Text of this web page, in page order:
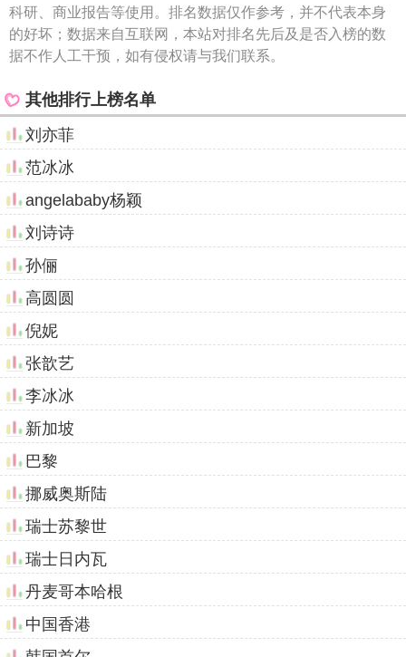
科研、商业报告等使用。排名数据仅作参考，并不代表本身
的好坏；数据来自互联网，本站对排名先后及是否入榜的数
据不作人工干预，如有侵权请与我们联系。
其他排行上榜名单
刘亦菲
范冰冰
angelababy杨颖
刘诗诗
孙俪
高圆圆
倪妮
张歆艺
李冰冰
新加坡
巴黎
挪威奥斯陆
瑞士苏黎世
瑞士日内瓦
丹麦哥本哈根
中国香港